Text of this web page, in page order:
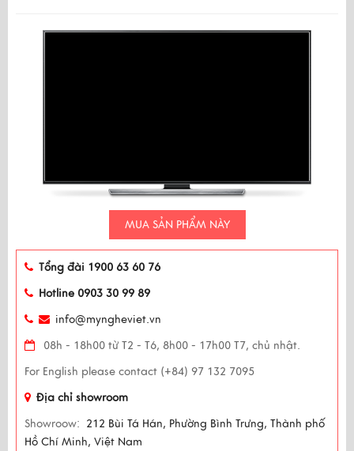
MUA SẢN PHẨM NÀY
Tổng đài 1900 63 60 76
Hotline 0903 30 99 89
info@myngheviet.vn
08h - 18h00 từ T2 - T6, 8h00 - 17h00 T7, chủ nhật.
For English please contact (+84) 97 132 7095
Địa chỉ showroom
Showroow: 212 Bùi Tá Hán, Phường Bình Trưng, Thành phố
Hồ Chí Minh, Việt Nam